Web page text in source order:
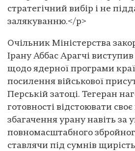
стратегічний вибір і не
залякуванню.</p>
Очільник Міністерства
Ірану Аббас Арагчі виступив
щодо ядерної програми
посилення військової
Перській затоці. Тегеран
готовності відстоювати
збагачення урану навіть за
повномасштабного
ставлячи під сумнів